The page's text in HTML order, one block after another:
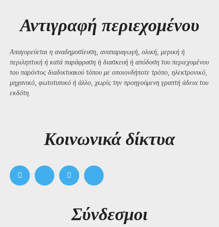
Αντιγραφή περιεχομένου
Απαγορεύεται η αναδημοσίευση, αναπαραγωγή, ολική, μερική ή
περιληπτική ή κατά παράφραση ή διασκευή ή απόδοση του περιεχομένου
του παρόντος διαδικτυακού τόπου με οποιονδήποτε τρόπο, ηλεκτρονικό,
μηχανικό, φωτοτυπικό ή άλλο, χωρίς την προηγούμενη γραπτή άδεια του
εκδότη.
Kοινωνικά δίκτυα
Σύνδεσμοι